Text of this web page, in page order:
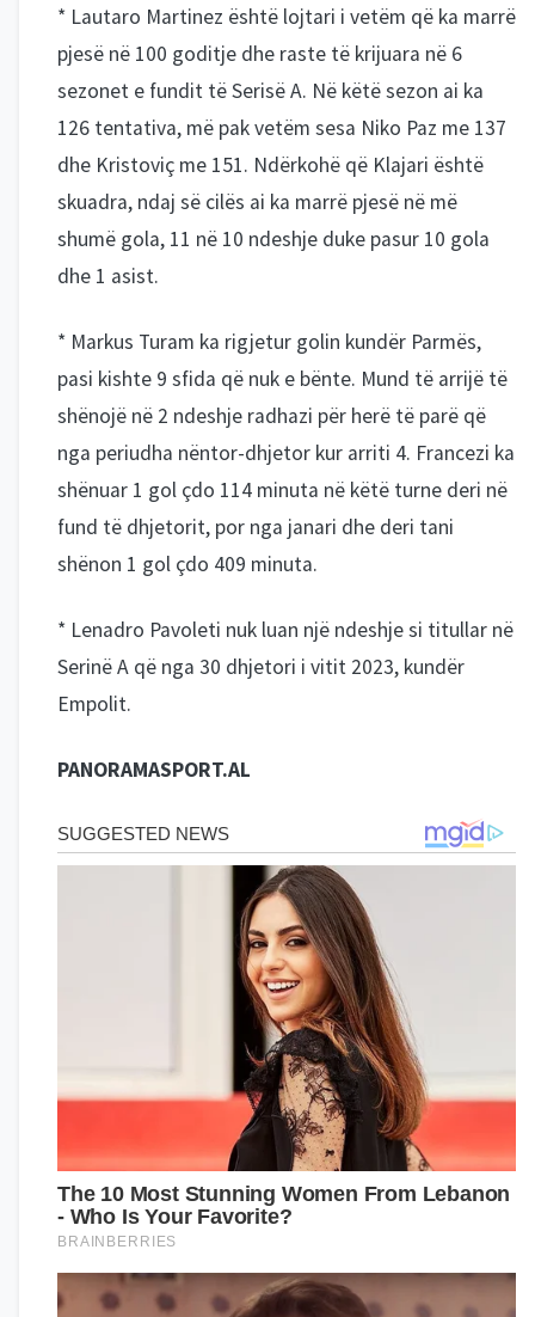
* Lautaro Martinez është lojtari i vetëm që ka marrë
pjesë në 100 goditje dhe raste të krijuara në 6
sezonet e fundit të Serisë A. Në këtë sezon ai ka
126 tentativa, më pak vetëm sesa Niko Paz me 137
dhe Kristoviç me 151. Ndërkohë që Klajari është
skuadra, ndaj së cilës ai ka marrë pjesë në më
shumë gola, 11 në 10 ndeshje duke pasur 10 gola
dhe 1 asist.
* Markus Turam ka rigjetur golin kundër Parmës,
pasi kishte 9 sfida që nuk e bënte. Mund të arrijë të
shënojë në 2 ndeshje radhazi për herë të parë që
nga periudha nëntor-dhjetor kur arriti 4. Francezi ka
shënuar 1 gol çdo 114 minuta në këtë turne deri në
fund të dhjetorit, por nga janari dhe deri tani
shënon 1 gol çdo 409 minuta.
* Lenadro Pavoleti nuk luan një ndeshje si titullar në
Serinë A që nga 30 dhjetori i vitit 2023, kundër
Empolit.
PANORAMASPORT.AL